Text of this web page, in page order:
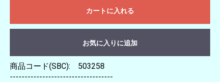
カートに入れる
お気に入りに追加
商品コード(SBC): 503258
-----------------------------------